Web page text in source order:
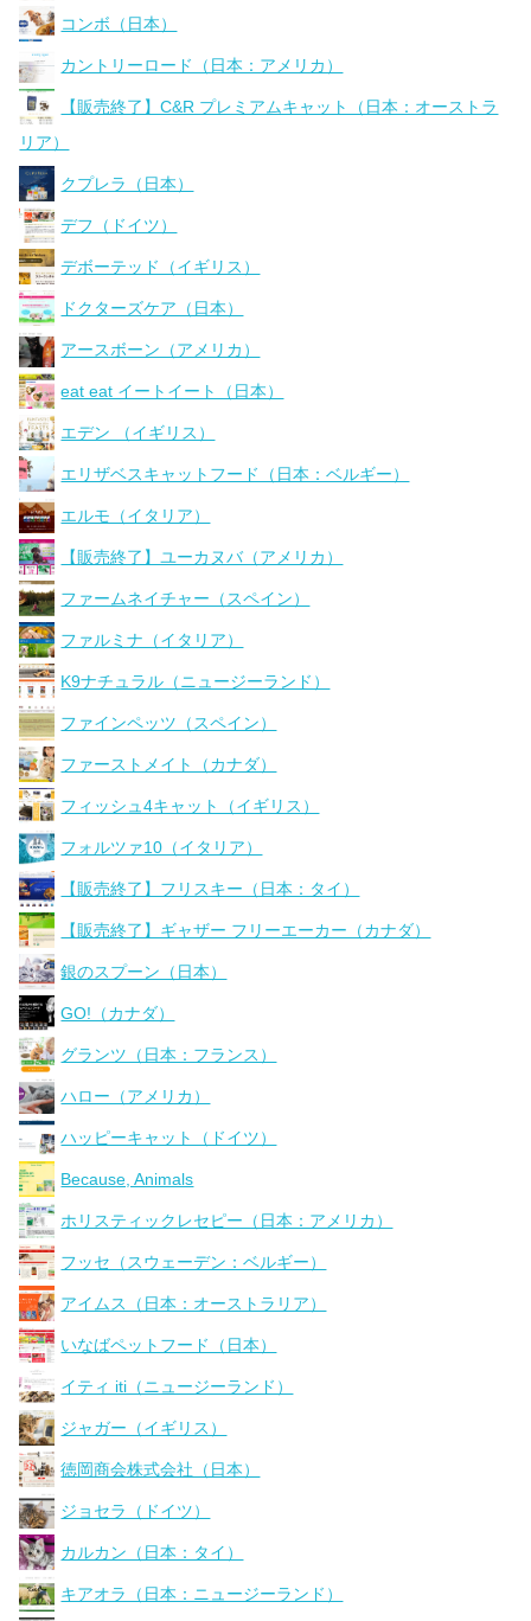
コンボ（日本）
カントリーロード（日本：アメリカ）
【販売終了】C&R プレミアムキャット（日本：オーストラ
リア）
クプレラ（日本）
デフ（ドイツ）
デボーテッド（イギリス）
ドクターズケア（日本）
アースボーン（アメリカ）
eat eat イートイート（日本）
エデン （イギリス）
エリザベスキャットフード（日本：ベルギー）
エルモ（イタリア）
【販売終了】ユーカヌバ（アメリカ）
ファームネイチャー（スペイン）
ファルミナ（イタリア）
K9ナチュラル（ニュージーランド）
ファインペッツ（スペイン）
ファーストメイト（カナダ）
フィッシュ4キャット（イギリス）
フォルツァ10（イタリア）
【販売終了】フリスキー（日本：タイ）
【販売終了】ギャザー フリーエーカー（カナダ）
銀のスプーン（日本）
GO!（カナダ）
グランツ（日本：フランス）
ハロー（アメリカ）
ハッピーキャット（ドイツ）
Because, Animals
ホリスティックレセピー（日本：アメリカ）
フッセ（スウェーデン：ベルギー）
アイムス（日本：オーストラリア）
いなばペットフード（日本）
イティ iti（ニュージーランド）
ジャガー（イギリス）
徳岡商会株式会社（日本）
ジョセラ（ドイツ）
カルカン（日本：タイ）
キアオラ（日本：ニュージーランド）